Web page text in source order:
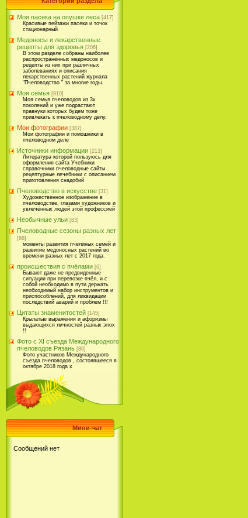
Моя пасека на опушке леса [417]
Красивые пейзажи пасеки и точок
стационарный
Медоносы и лекарственные
рецепты для здоровья [206]
В этом разделе собраны наиболее
распространённых медоносов и
рецепты из них при различных
заболеваниях и описания
лекарственных растений журнала
"Пчеловодстао " за многие годы.
Моя семья [810]
Моя семья пчеловодов из 3х
поколений и уже подрастают
правнуки которых будем тоже
привлекать к пчеловодному делу.
Мои фотографии [387]
Мои фотографии и помошники в
пчеловодном деле
Источники информации [213]
Литература которой пользуюсь для
оформления сайта Учебники
справочники пчеловодные сайты
рецептурные лечебники с описанием
приготовления снадобий
Пчеловодство в искусстве [31]
Художественное изображение в
пчеловодстве, глазами художников и
увлечённых людей этой профессией
Необычные ульи [83]
Пчеловодные сезоны разных лет
[68]
моменты развития пчелиных семей и
развитие медоносных растений во
времени разных лет с 2017 года.
происшествия с пчёлами [6]
Бывают даже не предвиденные
ситуации при перевозке пчёл, и с
собой необходимо в пути держать
необходимый набор инструментов и
приспособлений, для ликвидации
последствий аварий и проблем !!!
Цитаты знаменитостей [145]
Крылатые выражения и афоризмы
выдающихся личностей разных эпох
!!
Фото с XI съезда Международного
пчеловодов Рязань [86]
Фото участников Международного
съезда пчеловодов , состоявшееся в
октябре 2018 года х
Мини-чат